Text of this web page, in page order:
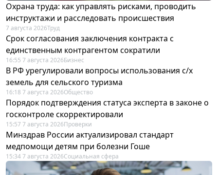
Охрана труда: как управлять рисками, проводить
инструктажи и расследовать происшествия
7 августа 2026Труд
Срок согласования заключения контракта с
единственным контрагентом сократили
16:55 7 августа 2026Бизнес
В РФ урегулировали вопросы использования с/х
земель для сельского туризма
16:18 7 августа 2026Общество
Порядок подтверждения статуса эксперта в законе о
госконтроле скорректировали
15:57 7 августа 2026Проверки
Минздрав России актуализировал стандарт
медпомощи детям при болезни Гоше
15:34 7 августа 2026Социальная сфера